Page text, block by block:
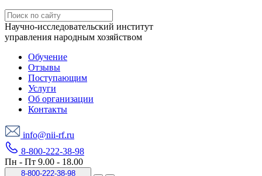
Научно-исследовательский институт
управления народным хозяйством
Обучение
Отзывы
Поступающим
Услуги
Об организации
Контакты
info@nii-rf.ru
8-800-222-38-98
Пн - Пт 9.00 - 18.00
8-800-222-38-98